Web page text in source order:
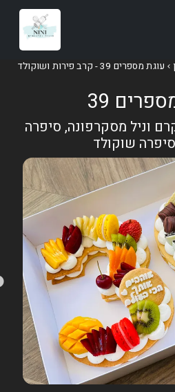
עוגת מספרים 39 - קרב פירות ושוקולד
39
וניל מסקרפונה, סיפרה
שוקולד